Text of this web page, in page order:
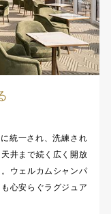
統一され、洗練され
井まで続く広く開放
ウェルカムシャンパ
心安らぐラグジュア